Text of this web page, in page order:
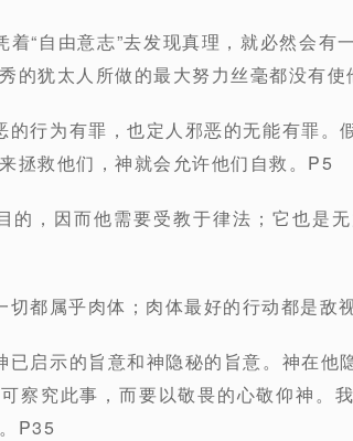
着“自由意志”去发现真理，就必然会有
的犹太人所做的最大努力丝毫都没有
的行为有罪，也定人邪恶的无能有罪。
拯救他们，神就会允许他们自救。P5
的，因而他需要受教于律法；它也是
切都属乎肉体；肉体最好的行动都是敌
已启示的旨意和神隐秘的旨意。神在他
察究此事，而要以敬畏的心敬仰神。
P35